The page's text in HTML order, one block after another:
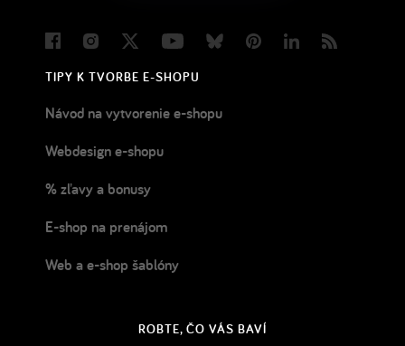
FacebookInstagram
Twitter YoutubeBlueskyPinterestLinkedIn
TIPY K TVORBE E-SHOPU
Návod na vytvorenie e-shopu
Webdesign e-shopu
% zľavy a bonusy
E-shop na prenájom
Web a e-shop šablóny
ROBTE, ČO VÁS BAVÍ